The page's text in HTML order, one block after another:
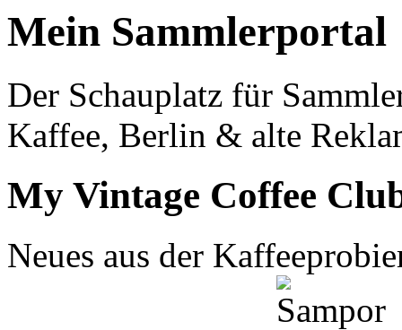
Mein Sammlerportal
Der Schauplatz für
Kaffee, Berlin & alte
My Vintage Coffee
Neues aus der